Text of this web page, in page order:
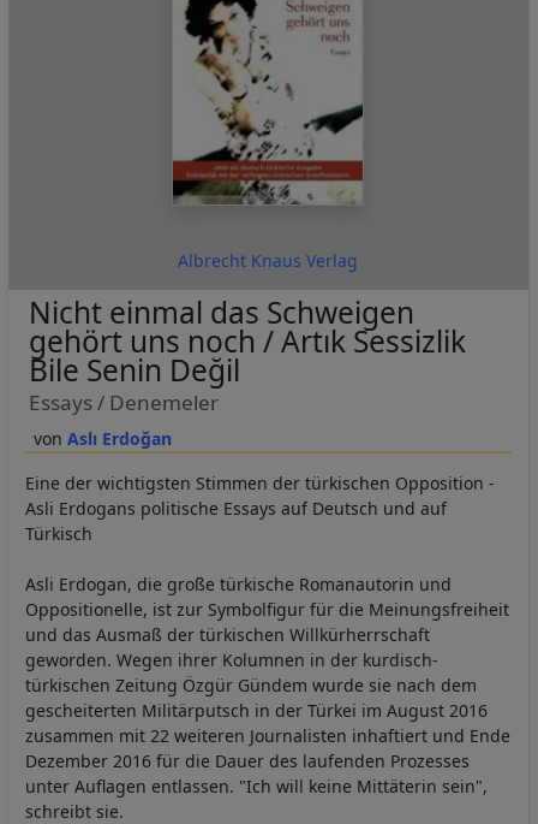
Albrecht Knaus Verlag
Aslı Erdoğan
Nicht einmal das Schweigen
gehört uns noch / Artık Sessizlik
Bile Senin Değil
Essays / Denemeler
Eine der wichtigsten Stimmen der türkischen Opposition -
Asli Erdogans politische Essays auf Deutsch und auf
Türkisch
Asli Erdogan, die große türkische Romanautorin und
Oppositionelle, ist zur Symbolfigur für die Meinungsfreiheit
und das Ausmaß der türkischen Willkürherrschaft
geworden. Wegen ihrer Kolumnen in der kurdisch-
türkischen Zeitung Özgür Gündem wurde sie nach dem
gescheiterten Militärputsch in der Türkei im August 2016
zusammen mit 22 weiteren Journalisten inhaftiert und Ende
Dezember 2016 für die Dauer des laufenden Prozesses
unter Auflagen entlassen. "Ich will keine Mittäterin sein",
schreibt sie.